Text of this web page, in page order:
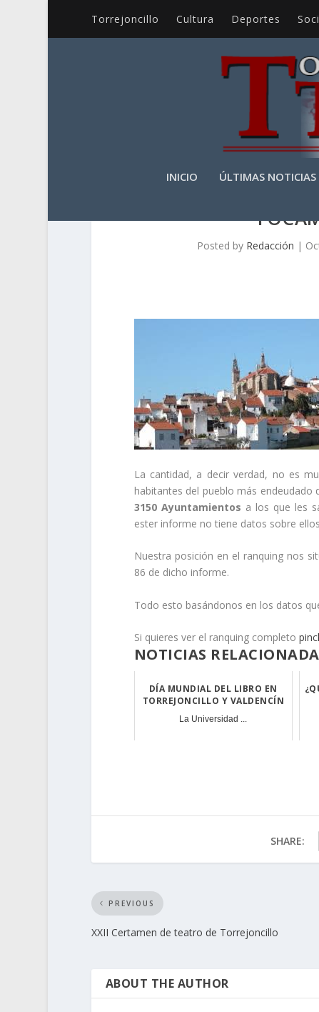
Torrejoncillo Cultura Deportes
INICIO ÚLTIMAS NOTICIAS
Posted by Redacción |
La cantidad, a decir verdad, no es
habitantes del pueblo más
3150 Ayuntamientos a los que les
ester informe no tiene datos sobre
Nuestra posición en el ranquing nos
86 de dicho informe.
Todo esto basándonos en los datos
Si quieres ver el ranquing completo
NOTICIAS
DÍA MUNDIAL DEL LIBRO EN
TORREJONCILLO Y VALDENCÍN
La Universidad ...
SHARE:
PREVIOUS
XXII Certamen de teatro de Torrejoncillo
ABOUT THE AUTHOR